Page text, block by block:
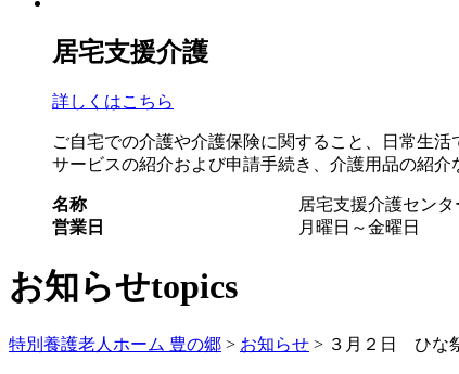
居宅支援介護
詳しくはこちら
ご自宅での介護や介護保険に関すること、日常生
サービスの紹介および申請手続き、介護用品の紹
名称
居宅支援介護セン
営業日
月曜日～金曜日
お知らせtopics
特別養護老人ホーム 豊の郷 > お知らせ > ３月２日 ひな